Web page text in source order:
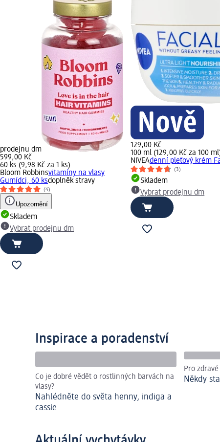
prodejnu dm
599,00 Kč
60 ks (9,98 Kč za 1 ks)
Bloom Robbinsvitamíny na vlasy
Gumídci, 60 ksdoplněk stravy
(4)
Upozornění
Skladem
Vybrat prodejnu dm
129,00 Kč
100 ml (129,00 Kč za 100
NIVEAdenní pleťový krém
(3)
Skladem
Vybrat prodejnu dm
Inspirace a poradenství
Co je dobré vědět o rostlinných barvách na
vlasy?
Nahlédněte do světa henny, indiga a
cassie
Pro
Někdy